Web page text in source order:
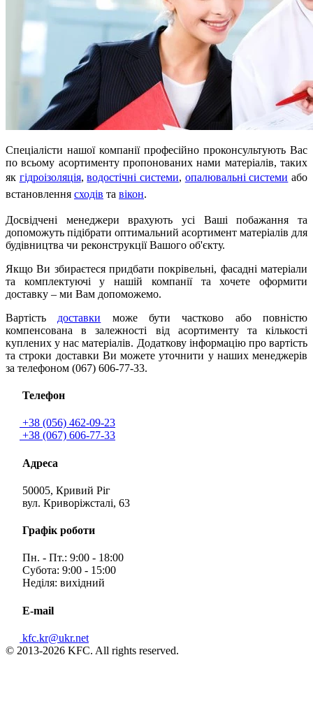
Спеціалісти нашої компанії професійно проконсультують Вас
по всьому асортименту пропонованих нами матеріалів, таких
як гідроізоляція,водостічні системи, опалювальні системи або
встановлення сходів та вікон.
Досвідчені менеджери врахують усі Ваші побажання та
допоможуть підібрати оптимальний асортимент матеріалів для
будівництва чи реконструкції Вашого об'єкту.
Якщо Ви збираєтеся придбати покрівельні, фасадні матеріали
та комплектуючі у нашій компанії та хочете оформити
доставку – ми Вам допоможемо.
Вартість доставки може бути частково або повністю
компенсована в залежності від асортименту та кількості
куплених у нас матеріалів. Додаткову інформацію про вартість
та строки доставки Ви можете уточнити у наших менеджерів
за телефоном (067) 606-77-33.
Телефон
+38 (056) 462-09-23
+38 (067) 606-77-33
Адреса
50005, Кривий Ріг
вул. Криворіжсталі, 63
Графік роботи
Пн. - Пт.: 9:00 - 18:00
Субота: 9:00 - 15:00
Неділя: вихідний
E-mail
kfc.kr@ukr.net
© 2013-2026 KFC. All rights reserved.